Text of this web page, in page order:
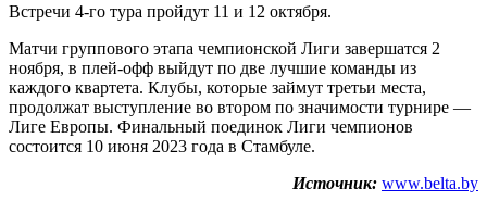
Встречи 4-го тура пройдут 11 и 12 октября.
Матчи группового этапа чемпионской Лиги завершатся 2
ноября, в плей-офф выйдут по две лучшие команды из
каждого квартета. Клубы, которые займут третьи места,
продолжат выступление во втором по значимости турнире —
Лиге Европы. Финальный поединок Лиги чемпионов
состоится 10 июня 2023 года в Стамбуле.
Источник: www.belta.by